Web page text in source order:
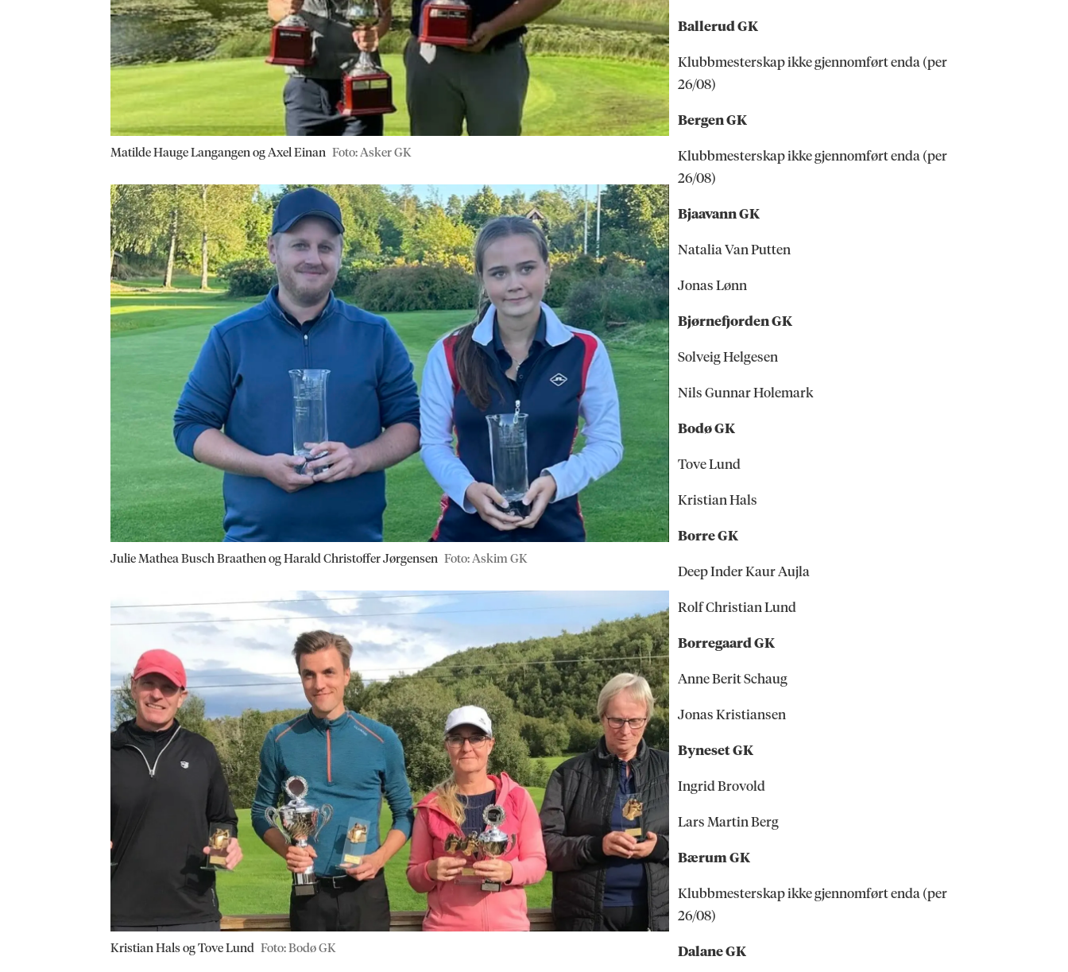
Matilde Hauge Langangen og Axel Einan Foto: Asker GK
Julie Mathea Busch Braathen og Harald Christoffer Jørgensen Foto: Askim GK
Ballerud GK
Klubbmesterskap ikke gjennomført enda (per
26/08)
Bergen GK
Klubbmesterskap ikke gjennomført enda (per
26/08)
Bjaavann GK
Natalia Van Putten
Jonas Lønn
Bjørnefjorden GK
Solveig Helgesen
Nils Gunnar Holemark
Bodø GK
Tove Lund
Kristian Hals
Kristian Hals og Tove Lund Foto: Bodø GK
Borre GK
Deep Inder Kaur Aujla
Rolf Christian Lund
Borregaard GK
Anne Berit Schaug
Jonas Kristiansen
Byneset GK
Ingrid Brovold
Lars Martin Berg
Bærum GK
Klubbmesterskap ikke gjennomført enda (per
26/08)
Dalane GK